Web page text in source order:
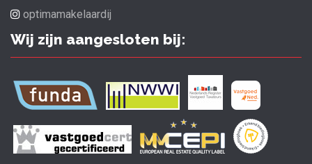
optimamakelaardij
Wij zijn aangesloten bij: